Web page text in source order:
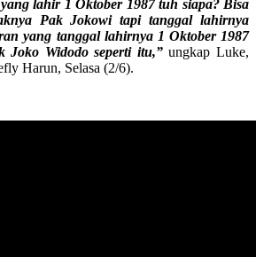
lahir 1 Oktober 1987 tuh siapa? Bisa
Pak Jokowi tapi tanggal lahirnya
yang tanggal lahirnya 1 Oktober 1987
Joko Widodo seperti itu,”ungkap Luke,
Harun, Selasa (2/6).